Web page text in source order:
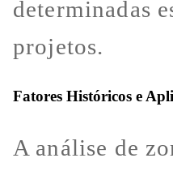
determinadas
projetos.
Fatores Históricos e
A análise de